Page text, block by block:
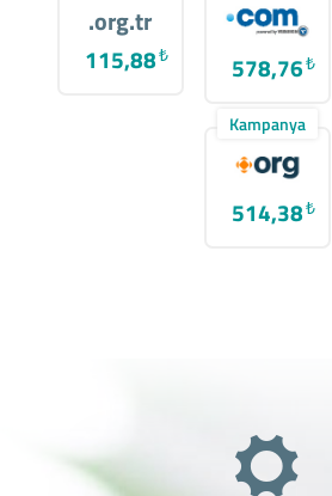
.org.tr
₺
115,88 ₺
578,76
Kampanya
₺
514,38